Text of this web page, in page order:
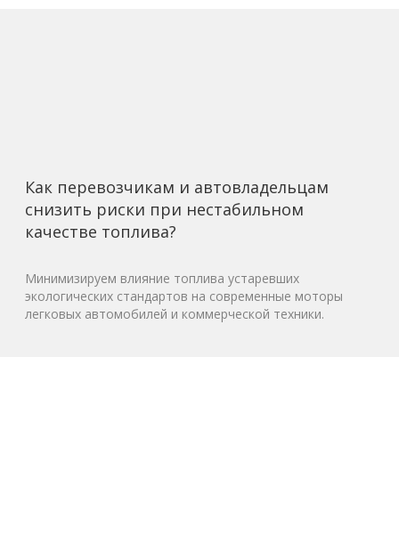
Как перевозчикам и автовладельцам
снизить риски при нестабильном
качестве топлива?
Минимизируем влияние топлива устаревших
экологических стандартов на современные моторы
легковых автомобилей и коммерческой техники.